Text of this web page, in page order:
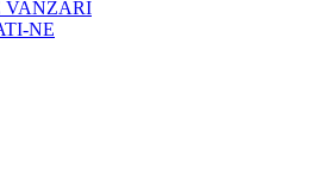
VANZARI
NE